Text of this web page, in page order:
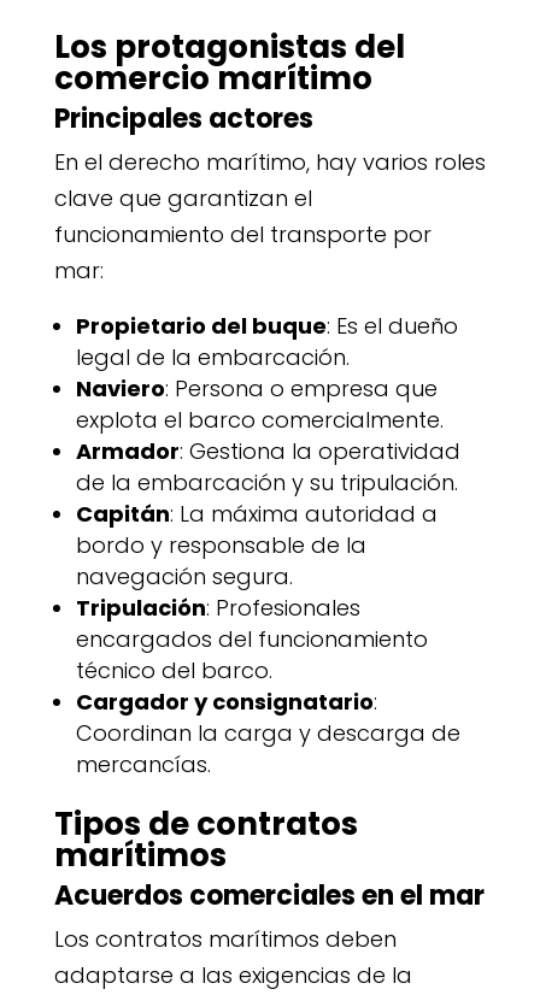
Los protagonistas del
comercio marítimo
Principales actores
En el derecho marítimo, hay varios roles
clave que garantizan el
funcionamiento del transporte por
mar:
Propietario del buque: Es el dueño
legal de la embarcación.
Naviero: Persona o empresa que
explota el barco comercialmente.
Armador: Gestiona la operatividad
de la embarcación y su tripulación.
Capitán: La máxima autoridad a
bordo y responsable de la
navegación segura.
Tripulación: Profesionales
encargados del funcionamiento
técnico del barco.
Cargador y consignatario:
Coordinan la carga y descarga de
mercancías.
Tipos de contratos
marítimos
Acuerdos comerciales en el mar
Los contratos marítimos deben
adaptarse a las exigencias de la